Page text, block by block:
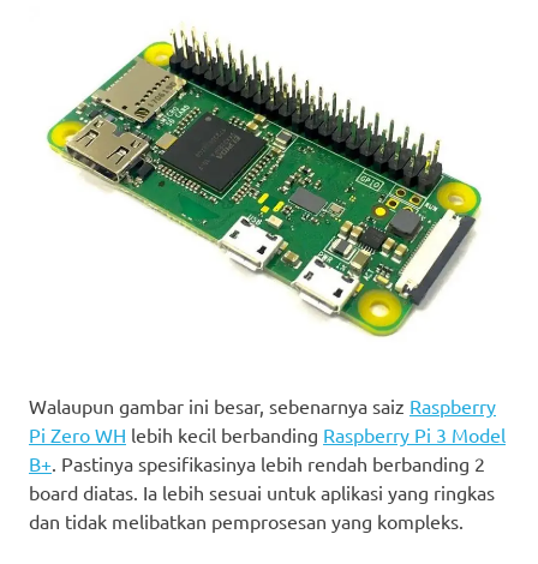
Walaupun gambar ini besar, sebenarnya saiz Raspberry
Pi Zero WH lebih kecil berbanding Raspberry Pi 3 Model
B+ . Pastinya spesifikasinya lebih rendah berbanding 2
board diatas. Ia lebih sesuai untuk aplikasi yang ringkas
dan tidak melibatkan pemprosesan yang kompleks.